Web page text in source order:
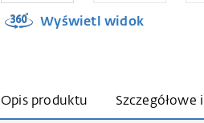
Wyświetl widok
Opis produktu